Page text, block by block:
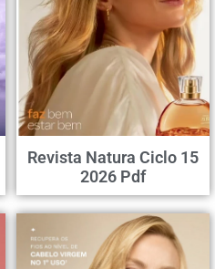
Revista Natura Ciclo 15
2026 Pdf